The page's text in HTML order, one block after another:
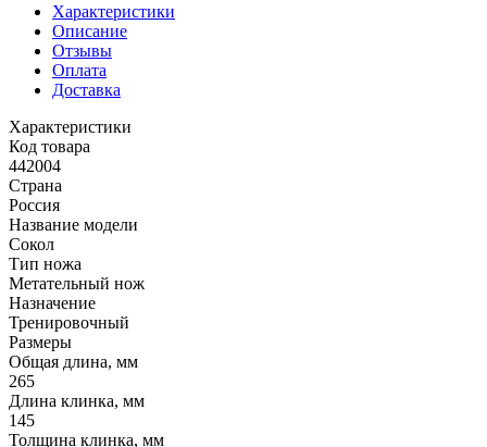
Характеристики
Описание
Отзывы
Оплата
Доставка
Характеристики
Код товара
442004
Страна
Россия
Название модели
Сокол
Тип ножа
Метательный нож
Назначение
Тренировочный
Размеры
Общая длина, мм
265
Длина клинка, мм
145
Толщина клинка, мм